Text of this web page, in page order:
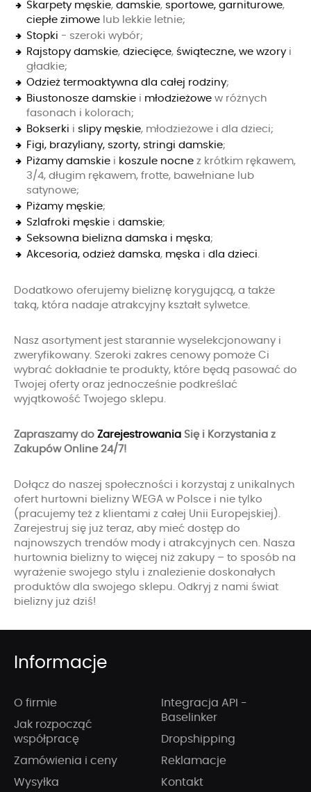
Skarpety męskie, damskie, sportowe, garniturowe,
ciepłe zimowe lub lekkie letnie;
Stopki - szeroki wybór;
Rajstopy damskie, dziecięce, świąteczne, we wzory i
gładkie;
Odzież termoaktywna dla całej rodziny;
Biustonosze damskie i młodzieżowe w różnych
fasonach i kolorach;
Bokserki i slipy męskie, młodzieżowe i dla dzieci;
Figi, brazyliany, szorty, stringi damskie;
Piżamy damskie i koszule nocne z krótkim rękawem,
3/4, długim rękawem, frotte, bawełniane lub
satynowe;
Piżamy męskie;
Szlafroki męskie i damskie;
Seksowna bielizna damska i męska;
Akcesoria, odzież damska, męska i dla dzieci.
Dodatkowo oferujemy bieliznę korygującą, a także
taką, która nadaje atrakcyjny kształt sylwetce.
Nasz asortyment jest starannie wyselekcjonowany i
zweryfikowany. Szeroki zakres cenowy pomoże Ci
wybrać dokładnie te produkty, które będą pasować do
Twojej oferty oraz jednocześnie podkreślać
wyjątkowość Twojego sklepu.
Zapraszamy do Zarejestrowania Się i Korzystania z
Zakupów Online 24/7!
Dołącz do naszej społeczności i korzystaj z unikalnych
ofert hurtowni bielizny WEGA w Polsce i nie tylko
(pracujemy też z klientami z całej Unii Europejskiej).
Zarejestruj się już teraz, aby mieć dostęp do
najnowszych trendów mody i atrakcyjnych cen. Nasza
hurtownia bielizny to więcej niż zakupy – to sposób na
wyrażenie swojego stylu i znalezienie doskonałych
produktów dla swojego sklepu. Odkryj z nami świat
bielizny już dziś!
Informacje
O firmie
Jak rozpocząć
współpracę
Zamówienia i ceny
Wysyłka
Integracja API -
Baselinker
Dropshipping
Reklamacje
Kontakt